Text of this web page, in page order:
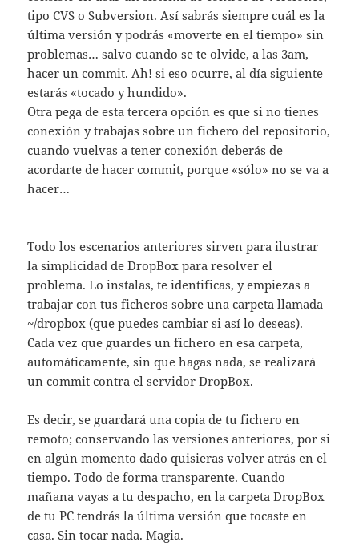
tipo CVS o Subversion. Así sabrás siempre cuál es la
última versión y podrás «moverte en el tiempo» sin
problemas… salvo cuando se te olvide, a las 3am,
hacer un commit. Ah! si eso ocurre, al día siguiente
estarás «tocado y hundido».
Otra pega de esta tercera opción es que si no tienes
conexión y trabajas sobre un fichero del repositorio,
cuando vuelvas a tener conexión deberás de
acordarte de hacer commit, porque «sólo» no se va a
hacer…
Todo los escenarios anteriores sirven para ilustrar
la simplicidad de DropBox para resolver el
problema. Lo instalas, te identificas, y empiezas a
trabajar con tus ficheros sobre una carpeta llamada
~/dropbox (que puedes cambiar si así lo deseas).
Cada vez que guardes un fichero en esa carpeta,
automáticamente, sin que hagas nada, se realizará
un commit contra el servidor DropBox.
Es decir, se guardará una copia de tu fichero en
remoto; conservando las versiones anteriores, por si
en algún momento dado quisieras volver atrás en el
tiempo. Todo de forma transparente. Cuando
mañana vayas a tu despacho, en la carpeta DropBox
de tu PC tendrás la última versión que tocaste en
casa. Sin tocar nada. Magia.